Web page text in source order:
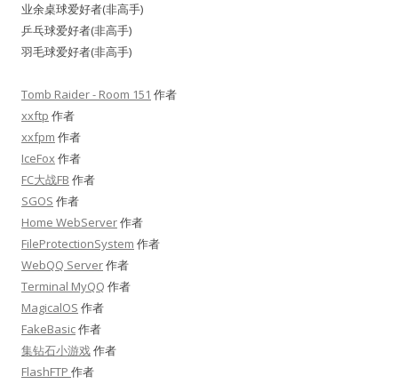
业余桌球爱好者(非高手)
乒乓球爱好者(非高手)
羽毛球爱好者(非高手)
Tomb Raider - Room 151 作者
xxftp 作者
xxfpm 作者
IceFox作者
FC大战FB 作者
SGOS 作者
Home WebServer作者
FileProtectionSystem 作者
WebQQ Server作者
Terminal MyQQ 作者
MagicalOS 作者
FakeBasic作者
集钻石小游戏作者
FlashFTP 作者